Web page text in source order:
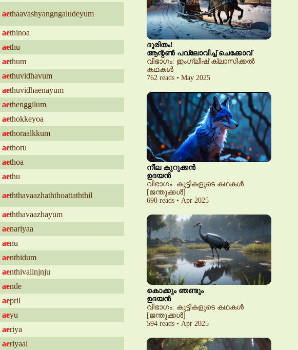
aethaavashyangngaludeyum
aethinoa
aethu
aethum
aethuvidhavum
aethuvidhaenayum
aethenggilum
aethokkeyoa
aethoraalkkum
aethoru
aethoa
aethu
aeththavaazhaththoattaththil
aeththavaazhayum
aenariyaa
aenu
aenthidum
aenthivalinjnju
aende
aepril
aeyu
aeriya
aeriyaal
ദുരിതം!
ആന്റൺ പവ്‌ലോവിച്ച് ചെക്കോവ്
വിഭാഗം: ഇംഗ്ലീഷ് ക്ലാസിക്കൽ
കഥകൾ
762 reads • May 2025
നീല കുറുക്കൻ
ഉദയൻ
വിഭാഗം: കുട്ടികളുടെ കഥകൾ
[ജന്തുക്കൾ]
690 reads • Apr 2025
കൊക്കും ഞണ്ടും
ഉദയൻ
വിഭാഗം: കുട്ടികളുടെ കഥകൾ
[ജന്തുക്കൾ]
594 reads • Apr 2025